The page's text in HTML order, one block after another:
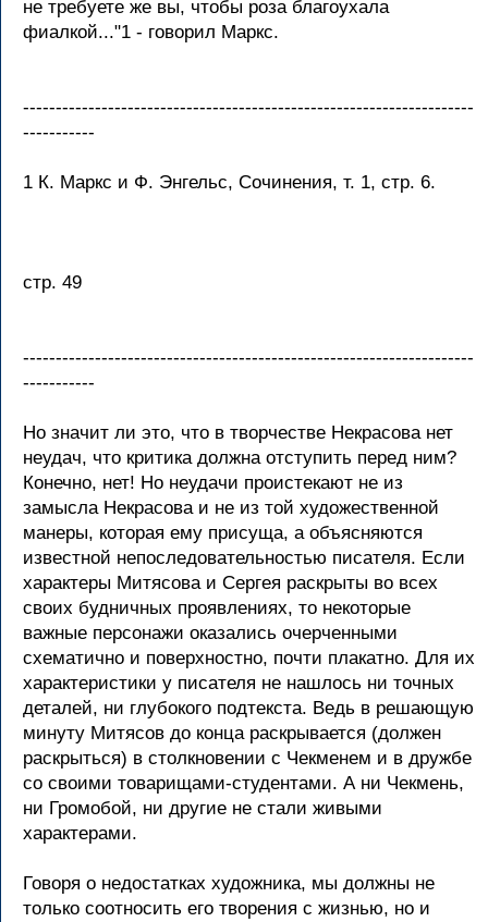
не требуете же вы, чтобы роза благоухала
фиалкой..."1 - говорил Маркс.
---------------------------------------------------------------------
-----------
1 К. Маркс и Ф. Энгельс, Сочинения, т. 1, стр. 6.
стр. 49
---------------------------------------------------------------------
-----------
Но значит ли это, что в творчестве Некрасова нет
неудач, что критика должна отступить перед ним?
Конечно, нет! Но неудачи проистекают не из
замысла Некрасова и не из той художественной
манеры, которая ему присуща, а объясняются
известной непоследовательностью писателя. Если
характеры Митясова и Сергея раскрыты во всех
своих будничных проявлениях, то некоторые
важные персонажи оказались очерченными
схематично и поверхностно, почти плакатно. Для их
характеристики у писателя не нашлось ни точных
деталей, ни глубокого подтекста. Ведь в решающую
минуту Митясов до конца раскрывается (должен
раскрыться) в столкновении с Чекменем и в дружбе
со своими товарищами-студентами. А ни Чекмень,
ни Громобой, ни другие не стали живыми
характерами.
Говоря о недостатках художника, мы должны не
только соотносить его творения с жизнью, но и